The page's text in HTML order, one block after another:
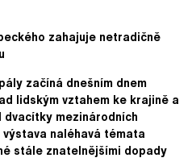
zahajuje netradičně
začíná dnešním dnem
lidským vztahem ke krajině a
mezinárodních
naléhavá témata
stále znatelnějšími dopady